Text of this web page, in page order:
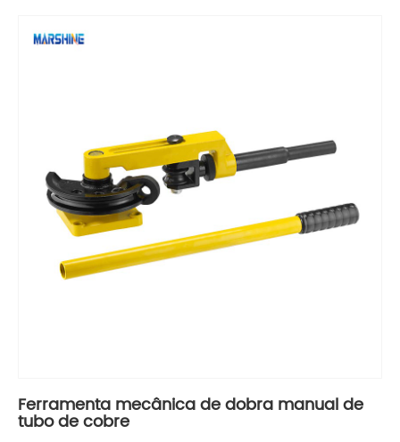
Ferramenta mecânica de dobra manual de
tubo de cobre